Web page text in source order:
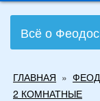
Всё о
здесь
ГЛАВНАЯ »
2 КОМНАТНЫЕ